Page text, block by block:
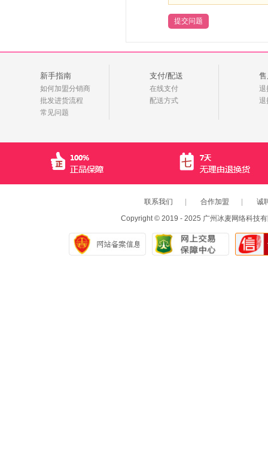
新手指南
如何加盟分销商
批发进货流程
常见问题
支付/配送
在线支付
配送方式
退
退
联系我们 合作加盟
诚
Copyright © 2019 - 2025 广州冰麦网络科技